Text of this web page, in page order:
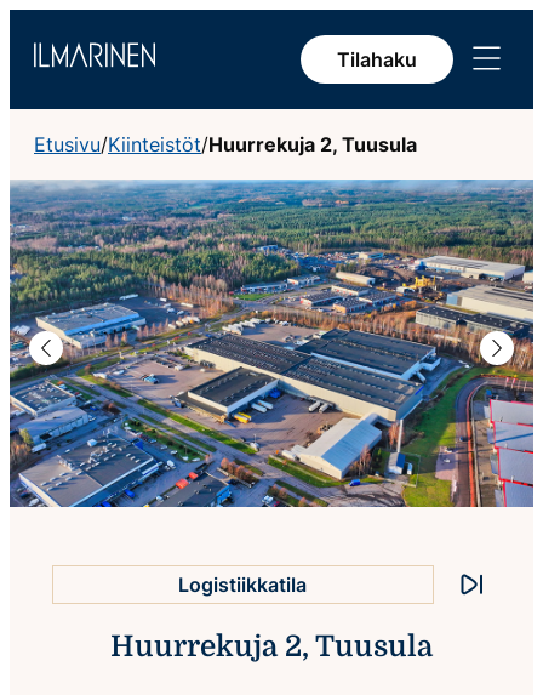
sisältöön
Tilahaku
Avaa
valikko
Etusivu/Kiinteistöt/Huurrekuja 2, Tuusula
Edellinen
Logistiikkatila
Monipuoliset yhteydet
Pysäytä
Huurrekuja 2, Tuusula